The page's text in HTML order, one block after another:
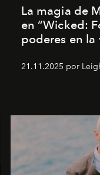
La magia de
en “Wicked:
poderes en la
21.11.2025 por